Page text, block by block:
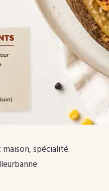
spécialité